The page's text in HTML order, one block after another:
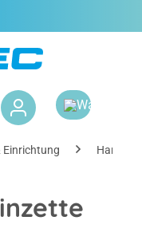
Einrichtung